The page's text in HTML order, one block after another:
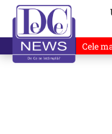
Cele